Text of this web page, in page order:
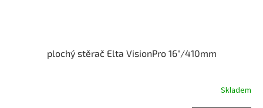
plochý stěrač Elta VisionPro 16"/410mm
Skladem